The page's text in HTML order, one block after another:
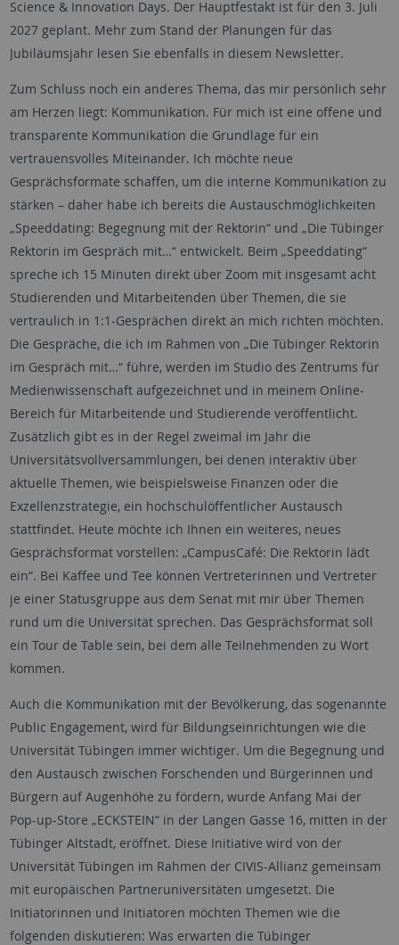
Science & Innovation Days. Der Hauptfestakt ist für den 3. Juli
2027 geplant. Mehr zum Stand der Planungen für das
Jubiläumsjahr lesen Sie ebenfalls in diesem Newsletter.
Zum Schluss noch ein anderes Thema, das mir persönlich sehr
am Herzen liegt: Kommunikation. Für mich ist eine offene und
transparente Kommunikation die Grundlage für ein
vertrauensvolles Miteinander. Ich möchte neue
Gesprächsformate schaffen, um die interne Kommunikation zu
stärken – daher habe ich bereits die Austauschmöglichkeiten
„Speeddating: Begegnung mit der Rektorin“ und „Die Tübinger
Rektorin im Gespräch mit…“ entwickelt. Beim „Speeddating“
spreche ich 15 Minuten direkt über Zoom mit insgesamt acht
Studierenden und Mitarbeitenden über Themen, die sie
vertraulich in 1:1-Gesprächen direkt an mich richten möchten.
Die Gespräche, die ich im Rahmen von „Die Tübinger Rektorin
im Gespräch mit…“ führe, werden im Studio des Zentrums für
Medienwissenschaft aufgezeichnet und in meinem Online-
Bereich für Mitarbeitende und Studierende veröffentlicht.
Zusätzlich gibt es in der Regel zweimal im Jahr die
Universitätsvollversammlungen, bei denen interaktiv über
aktuelle Themen, wie beispielsweise Finanzen oder die
Exzellenzstrategie, ein hochschulöffentlicher Austausch
stattfindet. Heute möchte ich Ihnen ein weiteres, neues
Gesprächsformat vorstellen: „CampusCafé: Die Rektorin lädt
ein“. Bei Kaffee und Tee können Vertreterinnen und Vertreter
je einer Statusgruppe aus dem Senat mit mir über Themen
rund um die Universität sprechen. Das Gesprächsformat soll
ein Tour de Table sein, bei dem alle Teilnehmenden zu Wort
kommen.
Auch die Kommunikation mit der Bevölkerung, das sogenannte
Public Engagement, wird für Bildungseinrichtungen wie die
Universität Tübingen immer wichtiger. Um die Begegnung und
den Austausch zwischen Forschenden und Bürgerinnen und
Bürgern auf Augenhöhe zu fördern, wurde Anfang Mai der
Pop-up-Store „ECKSTEIN“ in der Langen Gasse 16, mitten in der
Tübinger Altstadt, eröffnet. Diese Initiative wird von der
Universität Tübingen im Rahmen der CIVIS-Allianz gemeinsam
mit europäischen Partneruniversitäten umgesetzt. Die
Initiatorinnen und Initiatoren möchten Themen wie die
folgenden diskutieren: Was erwarten die Tübinger